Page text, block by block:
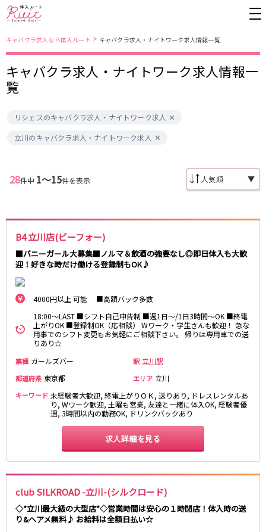
キャバクラ求人なら体入ルート > キャバクラ求人・ナイトワーク求人情報一覧
キャバクラ求人・ナイトワーク求人情報一
覧
リシェスのキャバクラ求人・ナイトワーク求人
立川のキャバクラ求人・ナイトワーク求人
28件中 1〜15件を表示 ▼
B4 立川店(ビーフォー)
■バニーガール大募集■ノルマ＆飲酒の強要なし◎即日体入も大歓
迎！好きな時だけ働ける登録制もOK♪
4000円以上 可能 ■高額バック多数
18:00～LAST ■シフト自己申告制 ■週1日～/1日3時間～OK ■終電
上がりOK ■登録制OK（応相談） Wワーク・学生さんも歓迎！ 急な
用事でのシフト変更もお気軽にご相談下さい。 帰りは専用車での送
りあり☆
業種 ガールズバー 駅 立川駅
都道府県 東京都 エリア 立川
キーワード 未経験者大歓迎, 終電上がりＯＫ, 送りあり, ドレスレンタルあ
り, Wワーク歓迎, 土曜も営業, 友達と一緒に体入OK, 経験者優
遇, 3時間以内の勤務OK, ドリンクバックあり
求人詳細を見る
club SILKROAD -立川-(シルクロード)
◇*立川最大級の大型店*◇営業時間は安心の１時閉店！体入時の送
り&ヘアメ無料♪ お給料は全額日払い☆
東京都
錦糸町・亀戸
新橋
吉祥寺
町田
五反田
八王子
練馬
六本木
秋葉原
中野
恵比寿
葛西
自由が丘・学芸大学
三軒茶屋・二子玉川
駒込・日暮里
成増・板橋
荻窪・阿佐ヶ谷
浅草・浅草橋・両国
下北沢・経堂
大塚・巣鴨
東陽町・門前仲町
府中
高円寺
国分寺
亀有・金町
新宿
明大前・烏山
高田馬場・大久保
守谷
大泉学園・石神井公園
西麻布
神奈川県
関内
川崎
東京メトロ日比谷線
秋葉原駅
北千住駅
恵比寿駅
六本木駅
東新宿駅
東中野駅
飯田橋駅
JR中央・総武線
千葉駅
錦糸町駅
船橋駅
秋葉原駅
中野駅
本八幡駅
西船橋駅
津田沼駅
亀戸駅
小岩駅
高円寺駅
荻窪駅
阿佐ヶ谷駅
平井駅
稲毛駅
両国駅
西荻窪駅
東中野駅
飯田橋駅